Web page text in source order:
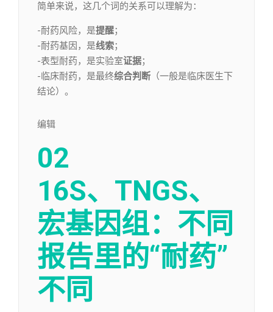
简单来说，这几个词的关系可以理解为：
-耐药风险，是提醒；
-耐药基因，是线索；
-表型耐药，是实验室证据；
-临床耐药，是最终综合判断 （一般是临床医生下
结论）。
编辑​
02
16S、TNGS、
宏基因组： 不同
报告里的“耐药”
不同